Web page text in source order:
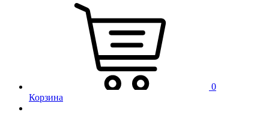
0
Корзина